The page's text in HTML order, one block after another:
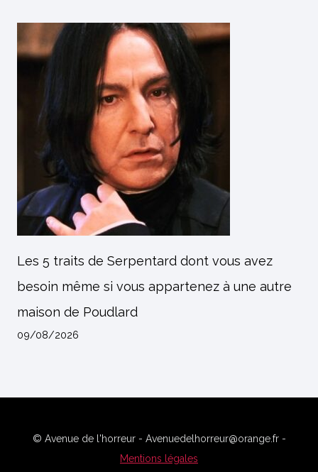
Les 5 traits de Serpentard dont vous avez
besoin même si vous appartenez à une autre
maison de Poudlard
09/08/2026
© Avenue de l'horreur - Avenuedelhorreur@orange.fr -
Mentions légales